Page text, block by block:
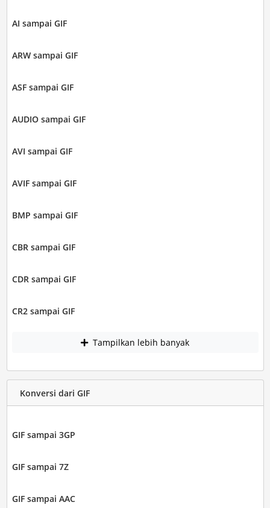
AI sampai GIF
ARW sampai GIF
ASF sampai GIF
AUDIO sampai GIF
AVI sampai GIF
AVIF sampai GIF
BMP sampai GIF
CBR sampai GIF
CDR sampai GIF
CR2 sampai GIF
Tampilkan lebih banyak
Konversi dari GIF
GIF sampai 3GP
GIF sampai 7Z
GIF sampai AAC